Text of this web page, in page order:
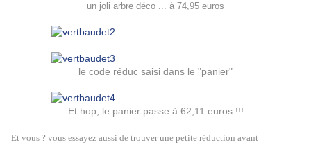
un joli arbre déco ... à 74,95 euros
le code réduc saisi dans le "panier"
Et hop, le panier passe à 62,11 euros !!!
Et vous ? vous essayez aussi de trouver une petite réduction avant